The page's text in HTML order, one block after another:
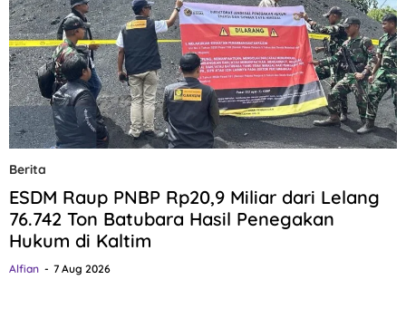
Berita
ESDM Raup PNBP Rp20,9 Miliar dari Lelang
76.742 Ton Batubara Hasil Penegakan
Hukum di Kaltim
Alfian 7 Aug 2026